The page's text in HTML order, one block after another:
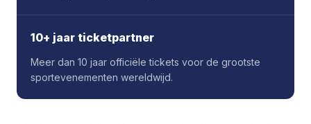
10+ jaar ticketpartner
Meer dan 10 jaar officiële tickets voor de grootste
sportevenementen wereldwijd.